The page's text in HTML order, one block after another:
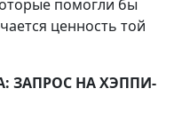
помогли бы
ценность той
ЗАПРОС НА ХЭППИ-